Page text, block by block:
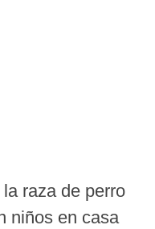
raza de perro
niños en casa